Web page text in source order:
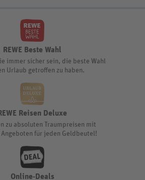
REWE Beste Wahl
immer sicher sein, die beste Wahl
Urlaub getroffen zu haben.
Reisen Deluxe
zu absoluten Traumpreisen mit
für jeden Geldbeutel!
Online-Deals